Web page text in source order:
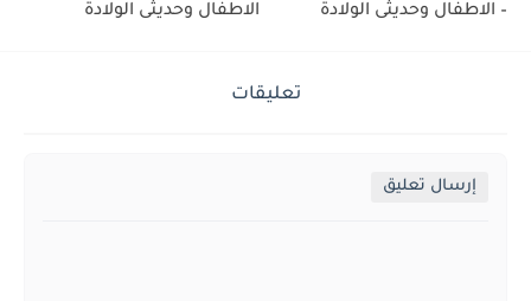
– الاطفال وحديثى الولادة
الاطفال وحديثى الولادة
تعليقات
إرسال تعليق